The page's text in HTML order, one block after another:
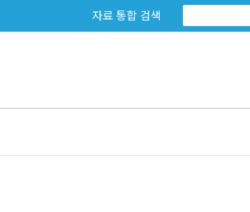
자료 통합 검색